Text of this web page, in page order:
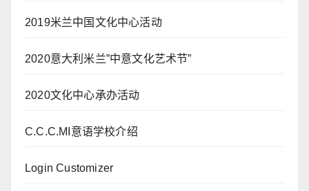
2019米兰中国文化中心活动
2020意大利米兰”中意文化艺术节”
2020文化中心承办活动
C.C.C.MI意语学校介绍
Login Customizer